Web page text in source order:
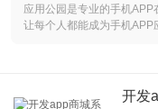
应用公园是专业的手机APP
让每个人都能成为手机APP
开发